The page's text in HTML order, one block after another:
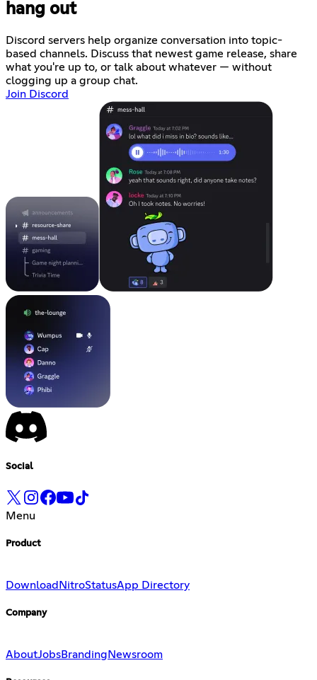
hang out
Discord servers help organize conversation into topic-
based channels. Discuss that newest game release, share
what you're up to, or talk about whatever — without
clogging up a group chat.
Join Discord
Social
Menu
Product
Download NitroStatusApp Directory
Company
AboutJobsBranding Newsroom